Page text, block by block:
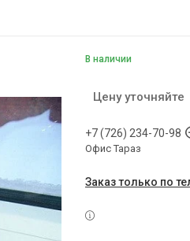
В наличии
Цену уточняйте
+7 (726) 234-70-98
Офис Тараз
Заказ только по